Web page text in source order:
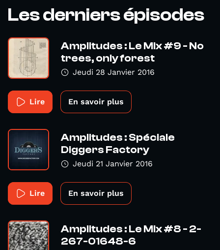
Les derniers épisodes
Amplitudes : Le Mix #9 - No
trees, only forest
Jeudi 28 Janvier 2016
Lire En savoir plus
Amplitudes : Spéciale
Diggers Factory
Jeudi 21 Janvier 2016
Lire En savoir plus
Amplitudes : Le Mix #8 - 2-
267-01648-6